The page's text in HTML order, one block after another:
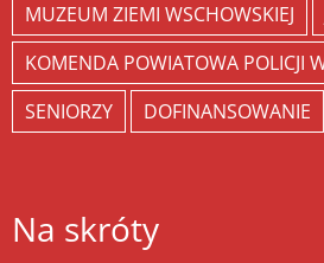
MUZEUM ZIEMI WSCHOWSKIEJ
KOMENDA POWIATOWA POLICJI
SENIORZY
DOFINANSOWANIE
Na skróty